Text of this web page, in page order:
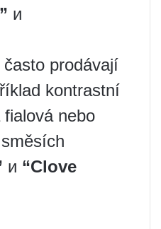
и
prodávají
kontrastní
fialová nebo
и “Clove